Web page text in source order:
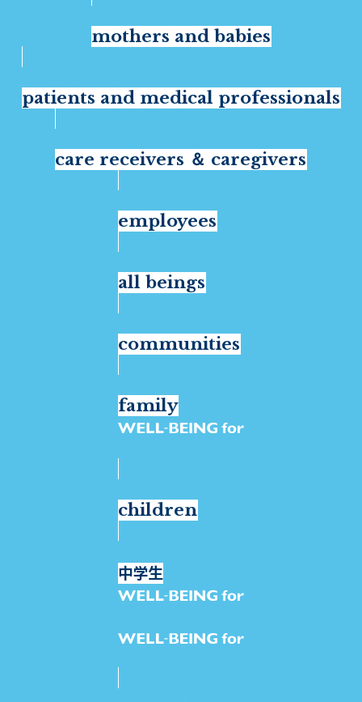
mothers and babies
patients and medical professionals
care receivers ＆ caregivers
employees
all beings
communities
family
children
中学生